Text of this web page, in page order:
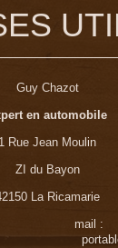
Guy Chazot
en automobile
1 Rue Jean Moulin
ZI du Bayon
La Ricamarie
27 mail :
portable